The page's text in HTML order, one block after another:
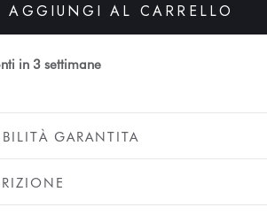
AGGIUNGI AL CARRELLO
in 3 settimane
GARANTITA